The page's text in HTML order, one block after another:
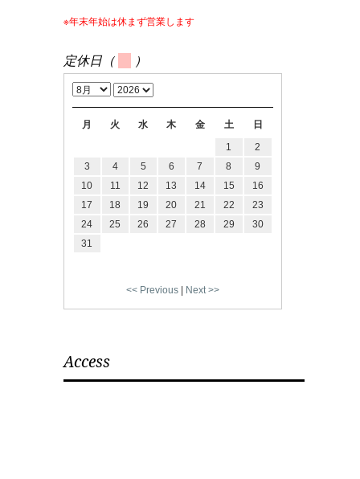
※年末年始は休まず営業します
定休日（ ）
月 火 水 木 金 土 日
<< Previous| Next >>
1
2
3
4 5 6 7 8
9
10
11 12 13 14 15
16
17
18 19 20 21 22
23
24
25 26 27 28 29
30
31
Access